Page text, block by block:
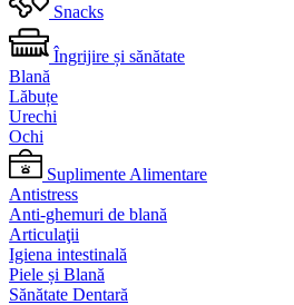
Snacks
Îngrijire și sănătate
Blană
Lăbuțe
Urechi
Ochi
Suplimente Alimentare
Antistress
Anti-ghemuri de blană
Articulaţii
Igiena intestinală
Piele și Blană
Sănătate Dentară